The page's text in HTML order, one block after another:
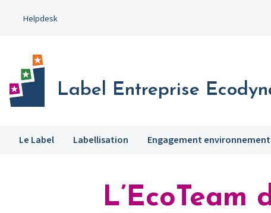
Helpdesk
Label Entreprise
Le Label Labellisation Engagement
L’EcoTeam